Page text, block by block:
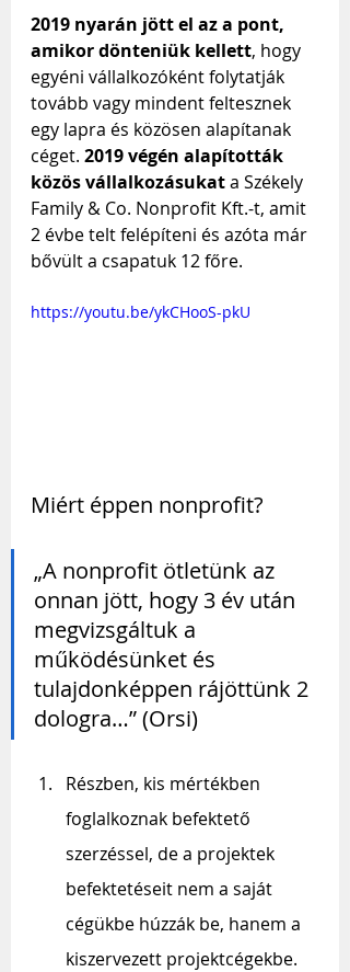
2019 nyarán jött el az a pont,
amikor dönteniük kellett, hogy
egyéni vállalkozóként folytatják
tovább vagy mindent feltesznek
egy lapra és közösen alapítanak
céget. 2019 végén alapították
közös vállalkozásukat a Székely
Family & Co. Nonprofit Kft.-t, amit
2 évbe telt felépíteni és azóta már
bővült a csapatuk 12 főre.
https://youtu.be/ykCHooS-pkU
Miért éppen nonprofit?
„A nonprofit ötletünk az
onnan jött, hogy 3 év után
megvizsgáltuk a
működésünket és
tulajdonképpen rájöttünk 2
dologra…” (Orsi)
Részben, kis mértékben
foglalkoznak befektető
szerzéssel, de a projektek
befektetéseit nem a saját
cégükbe húzzák be, hanem a
kiszervezett projektcégekbe.